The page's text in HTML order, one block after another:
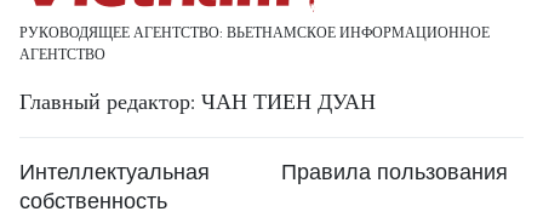
РУКОВОДЯЩЕЕ АГЕНТСТВО: ВЬЕТНАМСКОЕ ИНФОРМАЦИОННОЕ
АГЕНТСТВО
Главный редактор: ЧАН ТИЕН ДУАН
Интеллектуальная
собственность
Правила пользования